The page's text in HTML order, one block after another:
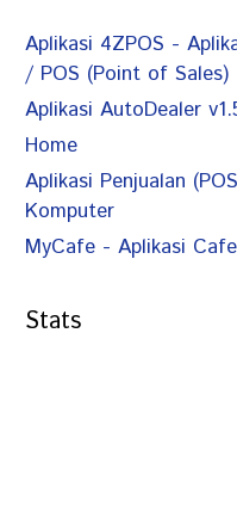
Aplikasi 4ZPOS -
/ POS (Point of Sales)
Aplikasi AutoDealer
Home
Aplikasi Penjualan
Komputer
MyCafe - Aplikasi
Stats